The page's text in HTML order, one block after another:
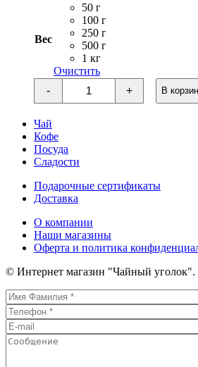
220 ₽
–
4
Вес
50 г
100 г
250 г
500 г
1 кг
Очистить
-
Количество
товара
Ягодный
+ В
Чай
Кофе
Посуда
Сладости
Подарочные сертификаты
Доставка
О компании
Наши магазины
Оферта и политика
© Интернет магазин "Чайный